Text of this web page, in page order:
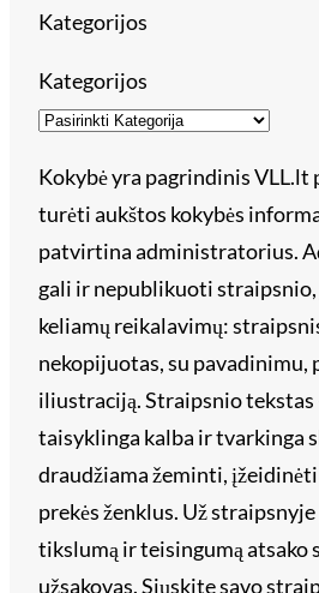
Kategorijos
Kategorijos
Kokybė yra pagrindinis VLL.lt
turėti aukštos kokybės
patvirtina administratorius.
gali ir nepublikuoti
keliamų reikalavimų:
nekopijuotas, su
iliustraciją. Straipsnio tekstas
taisyklinga kalba ir tvarkinga
draudžiama žeminti,
prekės ženklus. Už
tikslumą ir teisingumą atsako
užsakovas. Siųskite savo